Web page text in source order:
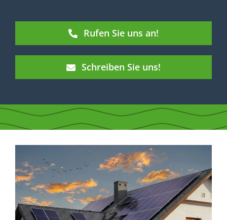
Rufen Sie uns an!
Schreiben Sie uns!